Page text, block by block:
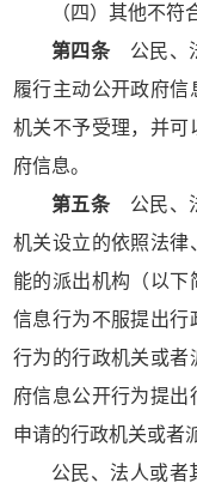
（四）其他不符
第四条公民、
履行主动公开政府信
机关不予受理，并可
府信息。
第五条公民、
机关设立的依照法律
能的派出机构（以
信息行为不服提出行
行为的行政机关或者
府信息公开行为提
申请的行政机关或者
公民、法人或者